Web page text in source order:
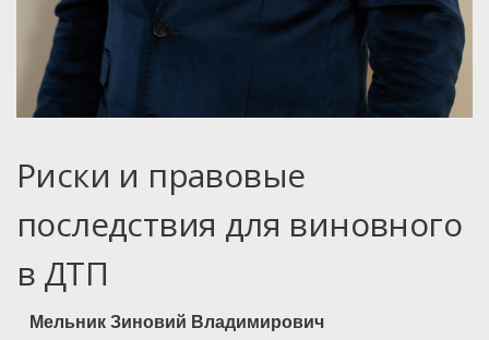
Риски и правовые
последствия для виновного
в ДТП
Мельник Зиновий Владимирович